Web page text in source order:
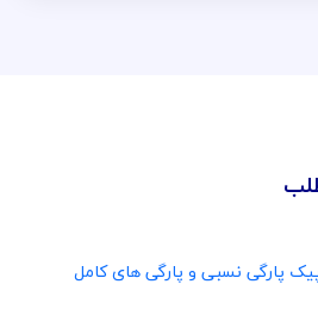
پارگی نسبی و پارگی های کامل